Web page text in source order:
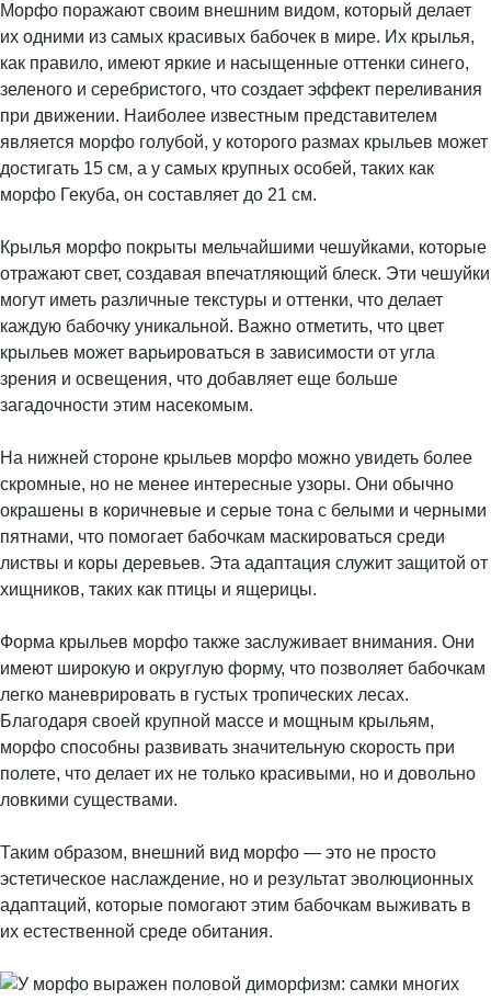
Морфо поражают своим внешним видом, который делает
их одними из самых красивых бабочек в мире. Их крылья,
как правило, имеют яркие и насыщенные оттенки синего,
зеленого и серебристого, что создает эффект переливания
при движении. Наиболее известным представителем
является морфо голубой, у которого размах крыльев может
достигать 15 см, а у самых крупных особей, таких как
морфо Гекуба, он составляет до 21 см.
Крылья морфо покрыты мельчайшими чешуйками, которые
отражают свет, создавая впечатляющий блеск. Эти чешуйки
могут иметь различные текстуры и оттенки, что делает
каждую бабочку уникальной. Важно отметить, что цвет
крыльев может варьироваться в зависимости от угла
зрения и освещения, что добавляет еще больше
загадочности этим насекомым.
На нижней стороне крыльев морфо можно увидеть более
скромные, но не менее интересные узоры. Они обычно
окрашены в коричневые и серые тона с белыми и черными
пятнами, что помогает бабочкам маскироваться среди
листвы и коры деревьев. Эта адаптация служит защитой от
хищников, таких как птицы и ящерицы.
Форма крыльев морфо также заслуживает внимания. Они
имеют широкую и округлую форму, что позволяет бабочкам
легко маневрировать в густых тропических лесах.
Благодаря своей крупной массе и мощным крыльям,
морфо способны развивать значительную скорость при
полете, что делает их не только красивыми, но и довольно
ловкими существами.
Таким образом, внешний вид морфо — это не просто
эстетическое наслаждение, но и результат эволюционных
адаптаций, которые помогают этим бабочкам выживать в
их естественной среде обитания.